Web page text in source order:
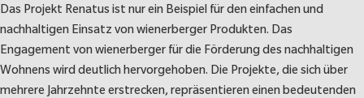
Das Projekt Renatus ist nur ein Beispiel für den einfachen und
nachhaltigen Einsatz von wienerberger Produkten. Das
Engagement von wienerberger für die Förderung des nachhaltigen
Wohnens wird deutlich hervorgehoben. Die Projekte, die sich über
mehrere Jahrzehnte erstrecken, repräsentieren einen bedeutenden